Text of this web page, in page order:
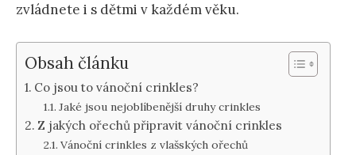
zvládnete i s dětmi v každém věku.
Obsah článku
Co jsou to vánoční crinkles?
Jaké jsou nejoblíbenější druhy crinkles
Z jakých ořechů připravit vánoční crinkles
Vánoční crinkles z vlašských ořechů